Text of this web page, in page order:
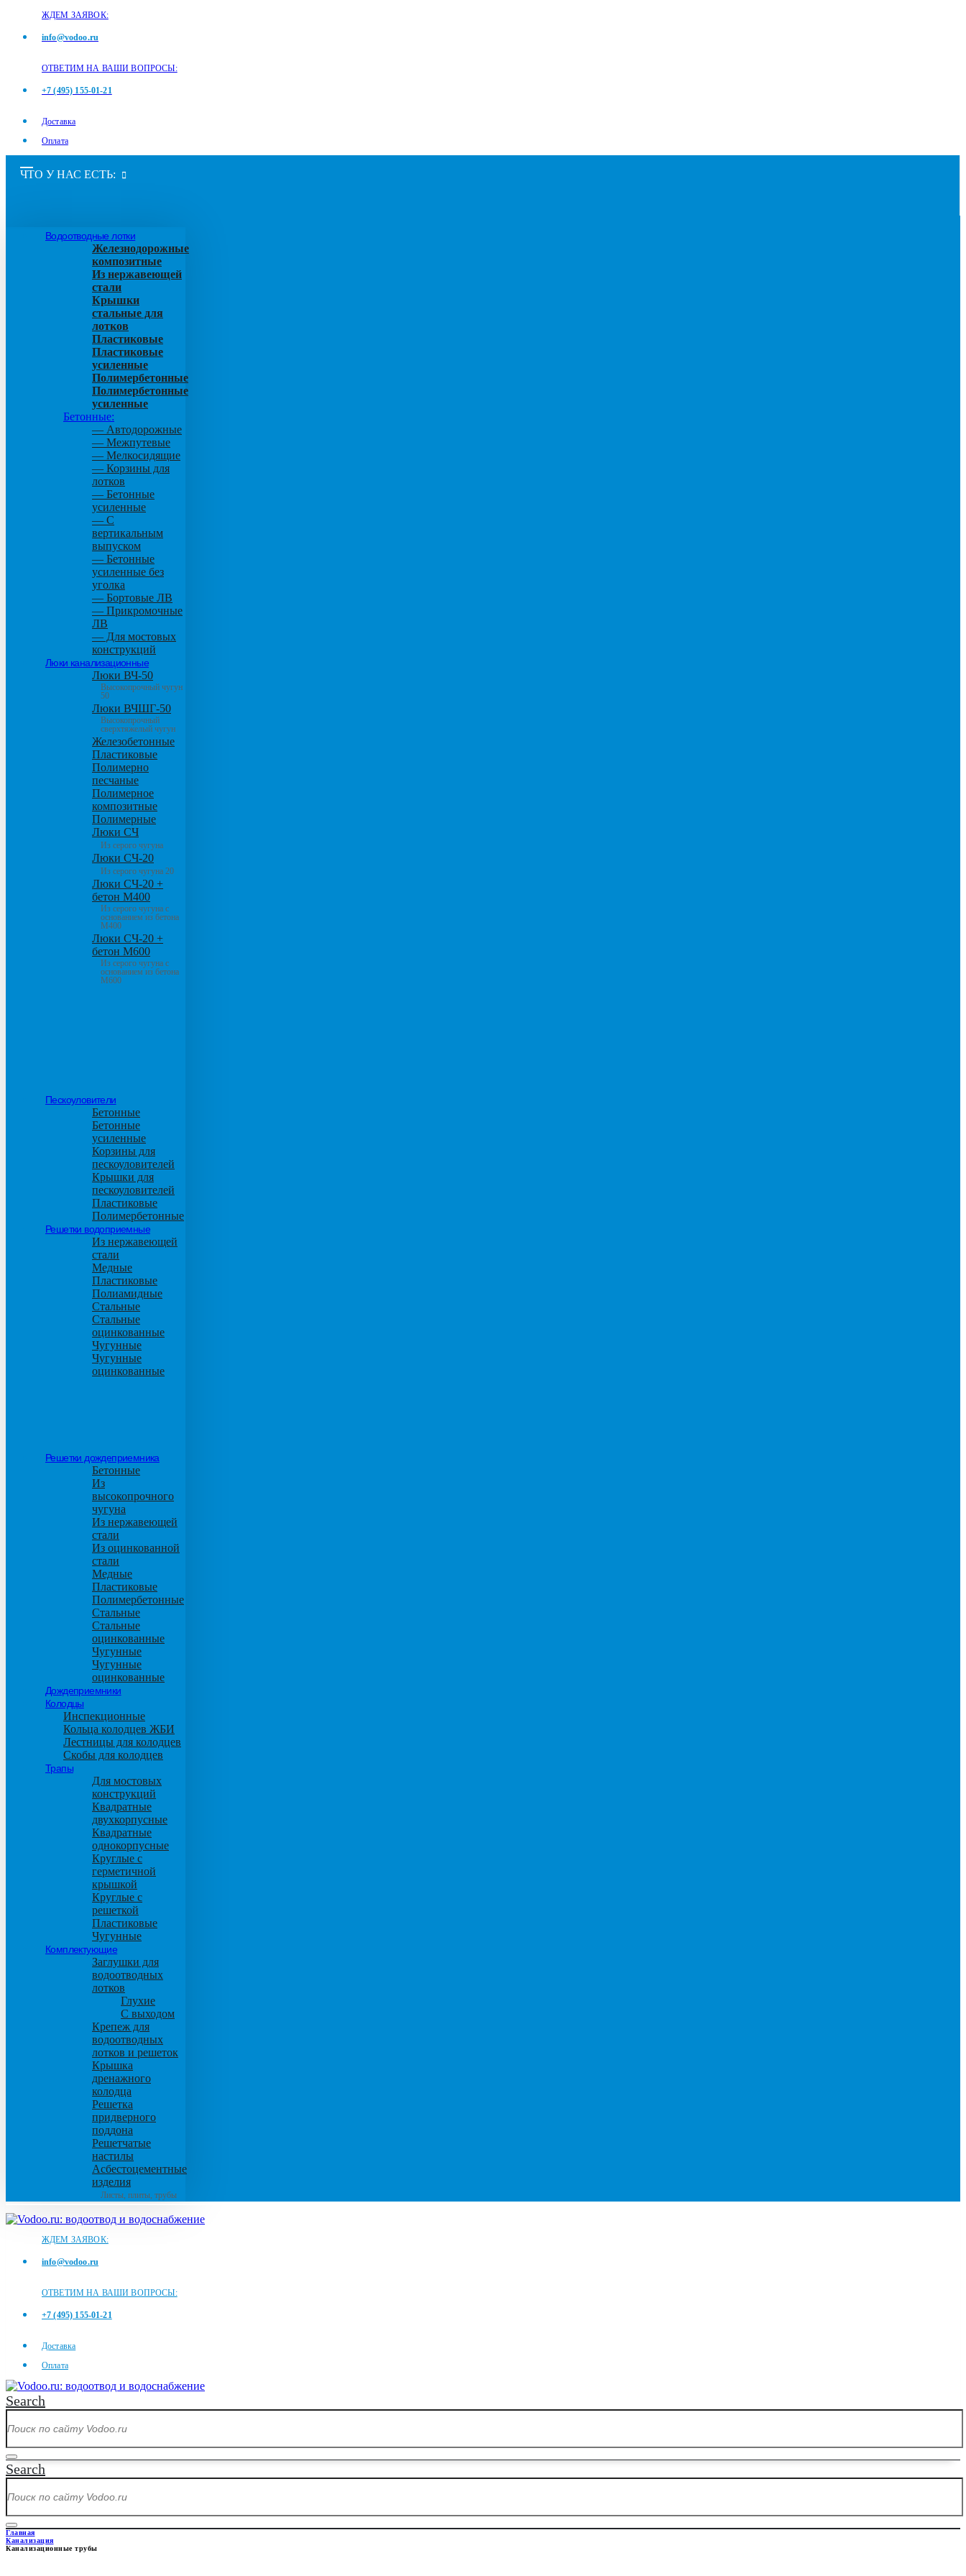
ЖДЕМ ЗАЯВОК:
info@vodoo.ru
ОТВЕТИМ НА ВАШИ ВОПРОСЫ:
+7 (495) 155-01-21
Доставка
Оплата
ЧТО У НАС ЕСТЬ:
Водоотводные лотки
Железнодорожные
композитные
Из нержавеющей
стали
Крышки
стальные для
лотков
Пластиковые
Пластиковые
усиленные
Полимербетонные
Полимербетонные
усиленные
Бетонные:
— Автодорожные
— Межпутевые
— Мелкосидящие
— Корзины для
лотков
— Бетонные
усиленные
— С
вертикальным
выпуском
— Бетонные
усиленные без
уголка
— Бортовые ЛВ
— Прикромочные
ЛВ
— Для мостовых
конструкций
Люки канализационные
Люки ВЧ-50
Высокопрочный чугун
50
Люки ВЧШГ-50
Высокопрочный
сверхтяжелый чугун
Железобетонные
Пластиковые
Полимерно
песчаные
Полимерное
композитные
Полимерные
Люки СЧ
Из серого чугуна
Люки СЧ-20
Из серого чугуна 20
Люки СЧ-20 +
бетон М400
Из серого чугуна с
основанием из бетона
М400
Люки СЧ-20 +
бетон М600
Из серого чугуна с
основанием из бетона
М600
Пескоуловители
Бетонные
Бетонные
усиленные
Корзины для
пескоуловителей
Крышки для
пескоуловителей
Пластиковые
Полимербетонные
Решетки водоприемные
Из нержавеющей
стали
Медные
Пластиковые
Полиамидные
Стальные
Стальные
оцинкованные
Чугунные
Чугунные
оцинкованные
Решетки дождеприемника
Бетонные
Из
высокопрочного
чугуна
Из нержавеющей
стали
Из оцинкованной
стали
Медные
Пластиковые
Полимербетонные
Стальные
Стальные
оцинкованные
Чугунные
Чугунные
оцинкованные
Дождеприемники
Колодцы
Инспекционные
Кольца колодцев ЖБИ
Лестницы для колодцев
Скобы для колодцев
Трапы
Для мостовых
конструкций
Квадратные
двухкорпусные
Квадратные
однокорпусные
Круглые с
герметичной
крышкой
Круглые с
решеткой
Пластиковые
Чугунные
Комплектующие
Заглушки для
водоотводных
лотков
Глухие
С выходом
Крепеж для
водоотводных
лотков и решеток
Крышка
дренажного
колодца
Решетка
придверного
поддона
Решетчатые
настилы
Асбестоцементные
изделия
Листы, плиты, трубы
ЖДЕМ ЗАЯВОК:
info@vodoo.ru
ОТВЕТИМ НА ВАШИ ВОПРОСЫ:
+7 (495) 155-01-21
Доставка
Оплата
Search
Search
Главная
Канализация
Канализационные трубы